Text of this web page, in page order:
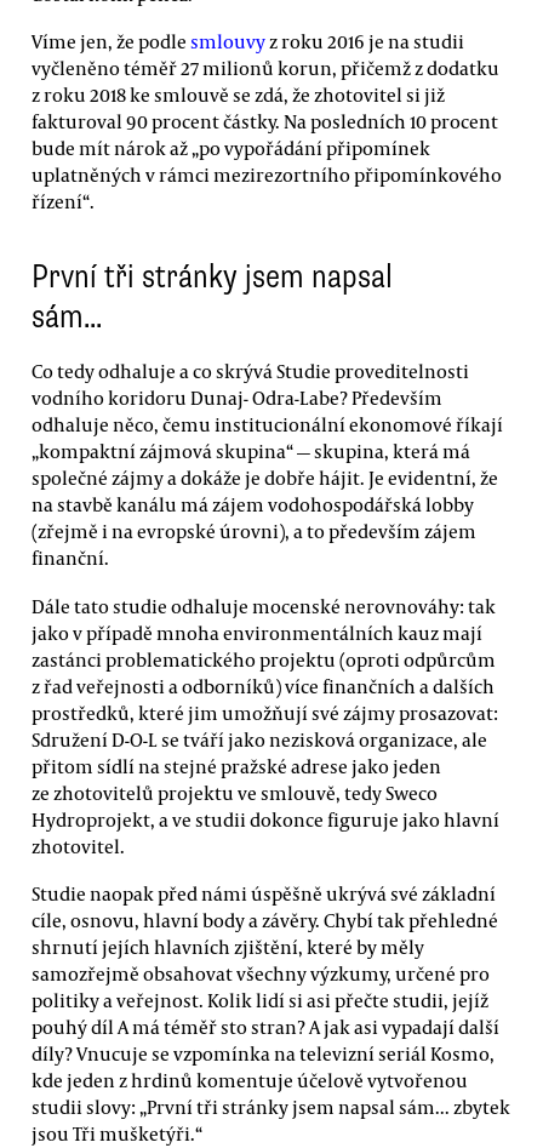
Víme jen, že podle smlouvyz roku 2016 je na studii
vyčleněno téměř 27 milionů korun, přičemž z dodatku
z roku 2018 ke smlouvě se zdá, že zhotovitel si již
fakturoval 90 procent částky. Na posledních 10 procent
bude mít nárok až „po vypořádání připomínek
uplatněných v rámci mezirezortního připomínkového
řízení“.
První tři stránky jsem napsal
sám...
Co tedy odhaluje a co skrývá Studie proveditelnosti
vodního koridoru Dunaj- Odra-Labe? Především
odhaluje něco, čemu institucionální ekonomové říkají
„kompaktní zájmová skupina“ — skupina, která má
společné zájmy a dokáže je dobře hájit. Je evidentní, že
na stavbě kanálu má zájem vodohospodářská lobby
(zřejmě i na evropské úrovni), a to především zájem
finanční.
Dále tato studie odhaluje mocenské nerovnováhy: tak
jako v případě mnoha environmentálních kauz mají
zastánci problematického projektu (oproti odpůrcům
z řad veřejnosti a odborníků) více finančních a dalších
prostředků, které jim umožňují své zájmy prosazovat:
Sdružení D-O-L se tváří jako nezisková organizace, ale
přitom sídlí na stejné pražské adrese jako jeden
ze zhotovitelů projektu ve smlouvě, tedy Sweco
Hydroprojekt, a ve studii dokonce figuruje jako hlavní
zhotovitel.
Studie naopak před námi úspěšně ukrývá své základní
cíle, osnovu, hlavní body a závěry. Chybí tak přehledné
shrnutí jejích hlavních zjištění, které by měly
samozřejmě obsahovat všechny výzkumy, určené pro
politiky a veřejnost. Kolik lidí si asi přečte studii, jejíž
pouhý díl A má téměř sto stran? A jak asi vypadají další
díly? Vnucuje se vzpomínka na televizní seriál Kosmo,
kde jeden z hrdinů komentuje účelově vytvořenou
studii slovy: „První tři stránky jsem napsal sám... zbytek
jsou Tři mušketýři.“